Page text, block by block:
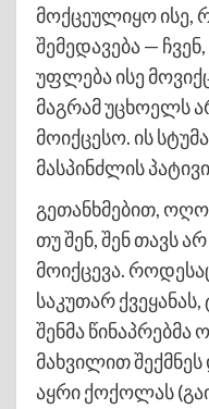
მოქცეულიყო ისე,
შემედავება — ჩვენ,
უფლება ისე
მაგრამ უცხოელს
მოიქცესო. ის
მასპინძლის
გეთანხმებით,
თუ შენ, შენ თავს არ
მოიქცევა.
საკუთარ
შენმა
მახვილით
აყრი ქოქოლას